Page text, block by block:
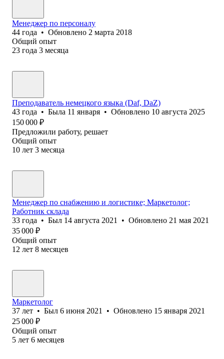
Менеджер по персоналу
44 года • Обновлено 2 марта 2018
Общий опыт
23 года 3 месяца
Преподаватель немецкого языка (Daf, DaZ)
43 года • Была 11 января • Обновлено 10 августа 2025
150 000 ₽
Предложили работу, решает
Общий опыт
10 лет 3 месяца
Менеджер по снабжению и логистике; Маркетолог;
Работник склада
33 года • Был 14 августа 2021 • Обновлено 21 мая 2021
35 000 ₽
Общий опыт
12 лет 8 месяцев
Маркетолог
37 лет • Был 6 июня 2021 • Обновлено 15 января 2021
25 000 ₽
Общий опыт
5 лет 6 месяцев